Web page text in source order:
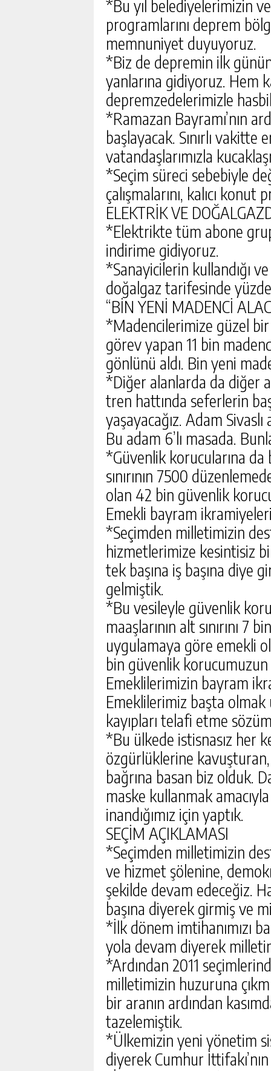
*Bu yıl belediyelerimizin ve
programlarını deprem
memnuniyet duyuyoruz.
*Biz de depremin ilk
yanlarına gidiyoruz. Hem
depremzedelerimizle
*Ramazan Bayramı’nın
başlayacak. Sınırlı
vatandaşlarımızla
*Seçim süreci sebebiyle
çalışmalarını, kalıcı
ELEKTRİK VE
*Elektrikte tüm abone
indirime gidiyoruz.
*Sanayicilerin kullandığı
doğalgaz tarifesinde
“BİN YENİ MADENCİ
*Madencilerimize güzel
görev yapan 11 bin
gönlünü aldı. Bin yeni
*Diğer alanlarda da diğer
tren hattında seferlerin
yaşayacağız. Adam
Bu adam 6’lı masada.
*Güvenlik korucularına da
sınırının 7500
olan 42 bin güvenlik
Emekli bayram
*Seçimden milletimizin
hizmetlerimize kesintisiz
tek başına iş başına diye
gelmiştik.
*Bu vesileyle güvenlik
maaşlarının alt sınırını
uygulamaya göre emekli
bin güvenlik
Emeklilerimizin bayram
Emeklilerimiz başta
kayıpları telafi etme
*Bu ülkede istisnasız her
özgürlüklerine kavuşturan,
bağrına basan biz olduk.
maske kullanmak
inandığımız için yaptık.
SEÇİM AÇIKLAMASI
*Seçimden milletimizin
ve hizmet şölenine,
şekilde devam edeceğiz.
başına diyerek girmiş ve
*İlk dönem imtihanımızı
yola devam diyerek
*Ardından 2011
milletimizin huzuruna
bir aranın ardından
tazelemiştik.
*Ülkemizin yeni yönetim
diyerek Cumhur
GÜNLÜK HABER
DEVREK’TE SAĞLIK
MASAYA YATIRILDI